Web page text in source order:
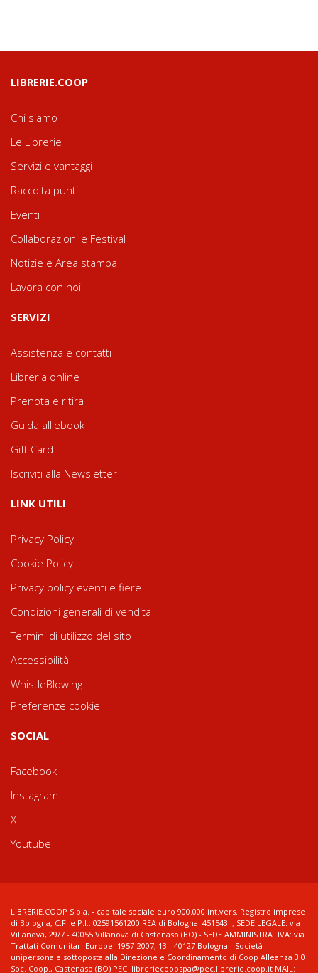
LIBRERIE.COOP
Chi siamo
Le Librerie
Servizi e vantaggi
Raccolta punti
Eventi
Collaborazioni e Festival
Notizie e Area stampa
Lavora con noi
SERVIZI
Assistenza e contatti
Libreria online
Prenota e ritira
Guida all'ebook
Gift Card
Iscriviti alla Newsletter
LINK UTILI
Privacy Policy
Cookie Policy
Privacy policy eventi e fiere
Condizioni generali di vendita
Termini di utilizzo del sito
Accessibilità
WhistleBlowing
Preferenze cookie
SOCIAL
Facebook
Instagram
X
Youtube
LIBRERIE.COOP S.p.a. - capitale sociale euro 900.000 int.vers. Registro imprese
di Bologna, C.F. e P.I.: 02591561200 REA di Bologna: 451543 ; SEDE LEGALE: via
Villanova, 29/7 - 40055 Villanova di Castenaso (BO) - SEDE AMMINISTRATIVA: via
Trattati Comunitari Europei 1957-2007, 13 - 40127 Bologna - Società
unipersonale sottoposta alla Direzione e Coordinamento di Coop Alleanza 3.0
Soc. Coop., Castenaso (BO) PEC: libreriecoopspa@pec.librerie.coop.it MAIL: